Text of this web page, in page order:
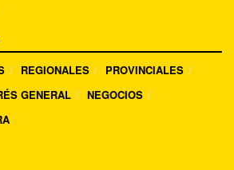
REGIONALES
PROVINCIALES
GENERAL
NEGOCIOS